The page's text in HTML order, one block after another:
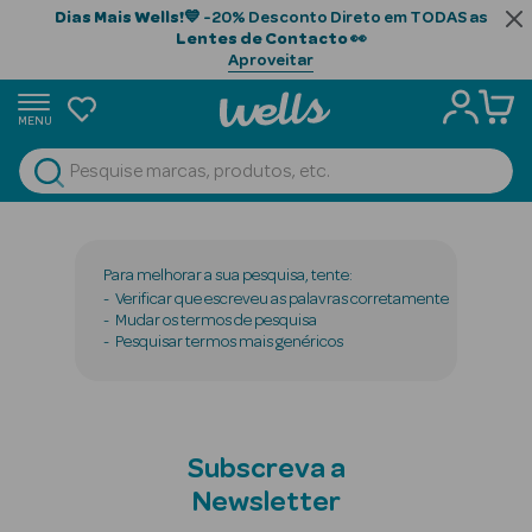
Dias Mais Wells!💙 -20% Desconto Direto em TODAS as
Lentes de Contacto👀
Aproveitar
MENU
Ver Tudo
Beauty Season
Cabelo
Profissional
Beauty Season
Para melhorar a sua pesquisa, tente:
Verificar que escreveu as palavras corretamente
Mudar os termos de pesquisa
Pesquisar termos mais genéricos
Subscreva a
Newsletter